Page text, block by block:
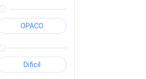
OPACO
Dificil